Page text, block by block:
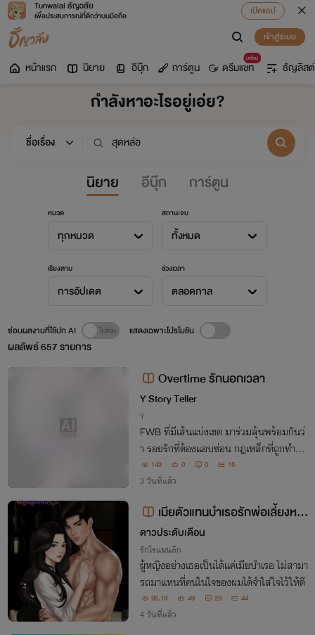
Tunwalai ธัญวลัย
เพื่อประสบการณ์ที่ดีกว่าบนมือถือ
เปิดแอป
เข้าสู่ระบบ
หน้าแรก นิยาย อีบุ๊ก การ์ตูน
มาใหม่
ดรีมแชท ธัญลิสต์
กำลังหาอะไรอยู่เอ่ย?
นิยาย อีบุ๊ก การ์ตูน
หมวด
ทุกหมวด
สถานะจบ
ทั้งหมด
เรียงตาม
การอัปเดต
ช่วงเวลา
ตลอดกาล
ผลลัพธ์657รายการ
ซ่อนผลงานที่ใช้ปก AI แสดงเฉพาะโปรโมชัน
Overtime รักนอกเวลา
Y Story Teller
Y
FWB ที่มีเส้นแบ่งเขต มาร่วมลุ้นพร้อมกันว่
า รอยรักที่ต้องแอบซ่อน กฎเหล็กที่ถูกทำลา
ย และกำแพงหัวใจที่เริ่มสั่นคลอน จะพาควา
มสัมพันธ์ลับ ๆ ภายใต้แสงไฟสลัวของออฟ
143 0 0 15
3 วันที่แล้ว
เมียตัวแทนบำเรอรักพ่อเลี้ยงหนุ่
ม(วิวาห์จำเป็น หัวใจจำยอม)
ดาวประดับเดือน
รักโรแมนติก
ผู้หญิงอย่างเธอเป็นได้แค่เมียบำเรอ ไม่สามา
รถมาแทนที่คนในใจของผมได้จำใส่ใจไว้ให้ดี
96.1K 49 23 44
4 วันที่แล้ว